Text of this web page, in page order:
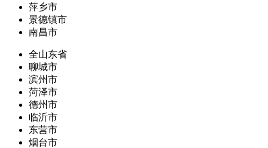
萍乡市
景德镇市
南昌市
全山东省
聊城市
滨州市
菏泽市
德州市
临沂市
东营市
烟台市